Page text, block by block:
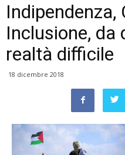
Indipendenza,
Inclusione, da
realtà difficile
18 dicembre 2018